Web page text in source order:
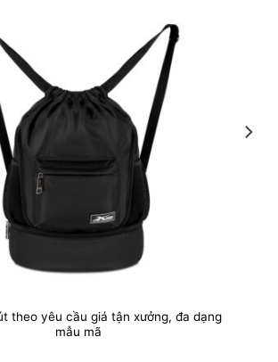
theo yêu cầu giá tận xưởng, đa dạng
mẫu mã